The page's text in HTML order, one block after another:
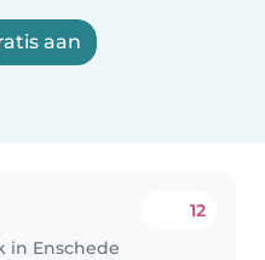
aan
in Enschede
12